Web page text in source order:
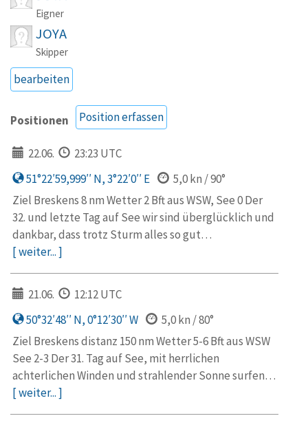
Eigner
JOYA
Skipper
bearbeiten
Positionen Position erfassen
22.06.
23:23 UTC
51°22′59,999′′ N, 3°22′0′′ E
5,0 kn / 90°
Ziel Breskens 8 nm Wetter 2 Bft aus WSW, See 0 Der
32. und letzte Tag auf See wir sind überglücklich und
dankbar, dass trotz Sturm alles so gut…
[ weiter... ]
21.06.
12:12 UTC
50°32′48′′ N, 0°12′30′′ W
5,0 kn / 80°
Ziel Breskens distanz 150 nm Wetter 5-6 Bft aus WSW
See 2-3 Der 31. Tag auf See, mit herrlichen
achterlichen Winden und strahlender Sonne surfen…
[ weiter... ]